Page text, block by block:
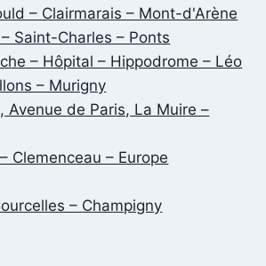
– Clairmarais – Mont-d'Arène
Saint-Charles – Ponts
– Hôpital – Hippodrome – Léo
– Murigny
Avenue de Paris, La Muire –
Clemenceau – Europe
– Champigny